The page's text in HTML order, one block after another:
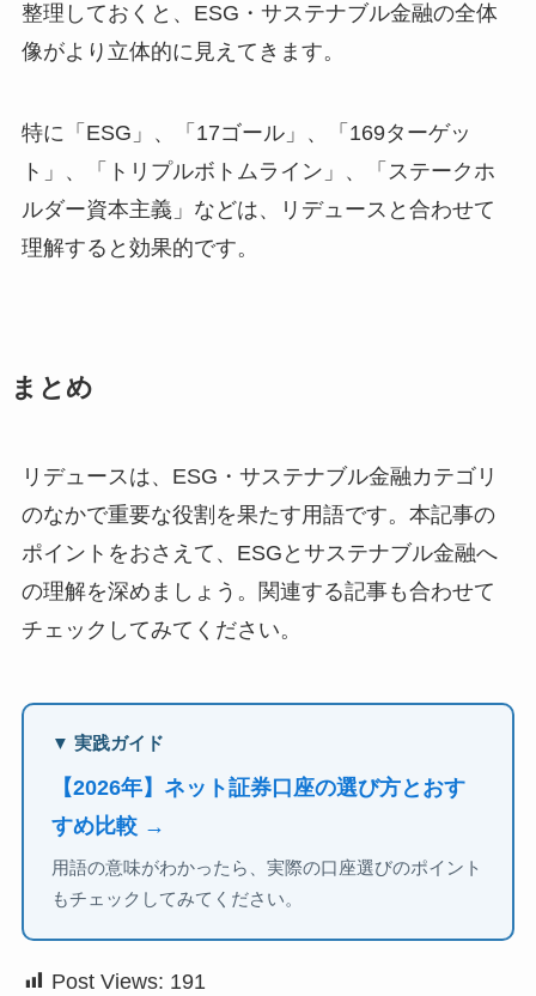
整理しておくと、ESG・サステナブル金融の全体
像がより立体的に見えてきます。
特に「ESG」、「17ゴール」、「169ターゲッ
ト」、「トリプルボトムライン」、「ステークホ
ルダー資本主義」などは、リデュースと合わせて
理解すると効果的です。
まとめ
リデュースは、ESG・サステナブル金融カテゴリ
のなかで重要な役割を果たす用語です。本記事の
ポイントをおさえて、ESGとサステナブル金融へ
の理解を深めましょう。関連する記事も合わせて
チェックしてみてください。
▼ 実践ガイド
【2026年】ネット証券口座の選び方とおす
すめ比較 →
用語の意味がわかったら、実際の口座選びのポイント
もチェックしてみてください。
Post Views: 191